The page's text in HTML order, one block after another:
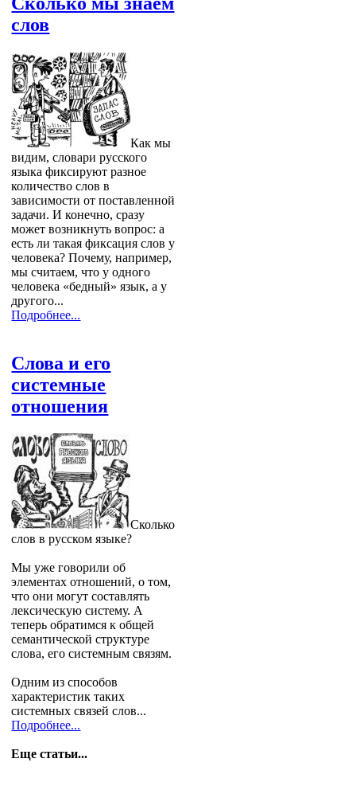
слов
Как мы
видим, словари русского
языка фиксируют разное
количество слов в
зависимости от поставленной
задачи. И конечно, сразу
может возникнуть вопрос: а
есть ли такая фиксация слов у
человека? Почему, например,
мы считаем, что у одного
человека «бедный» язык, а у
другого...
Подробнее...
Слова и его
системные
отношения
Сколько
слов в русском языке?
Мы уже говорили об
элементах отношений, о том,
что они могут составлять
лексическую систему. А
теперь обратимся к общей
семантической структуре
слова, его системным связям.
Одним из способов
характеристик таких
системных связей слов...
Подробнее...
Еще статьи...